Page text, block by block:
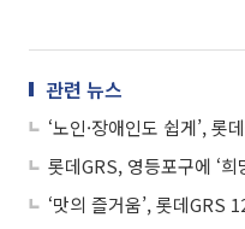
관련 뉴스
롯데GRS, 영등포구에 ‘
‘맛의 즐거움’, 롯데GRS